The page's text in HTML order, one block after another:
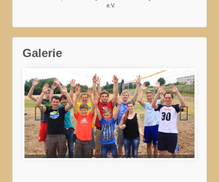
e.V.
Galerie
Zeltlager2015